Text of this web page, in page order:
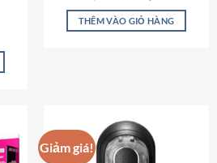
là:
995,000 ₫.
tại
THÊM VÀO GIỎ HÀNG
Giảm giá!